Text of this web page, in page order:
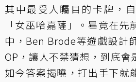
其中最受人矚目的卡牌，
「女巫哈嘉薩」。畢竟在先
中，Ben Brode等遊戲設計
OP，讓人不禁猜想，到底會
如今答案揭曉，打出手下就